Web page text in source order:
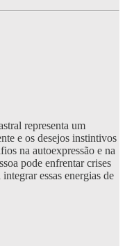
representa um
e os desejos instintivos
na autoexpressão e na
pode enfrentar crises
essas energias de